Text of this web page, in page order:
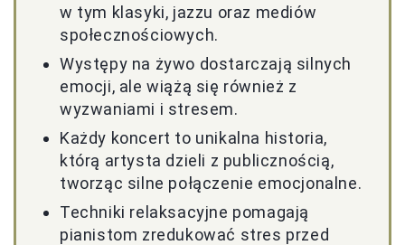
w tym klasyki, jazzu oraz mediów
społecznościowych.
Występy na żywo dostarczają silnych
emocji, ale wiążą się również z
wyzwaniami i stresem.
Każdy koncert to unikalna historia,
którą artysta dzieli z publicznością,
tworząc silne połączenie emocjonalne.
Techniki relaksacyjne pomagają
pianistom zredukować stres przed